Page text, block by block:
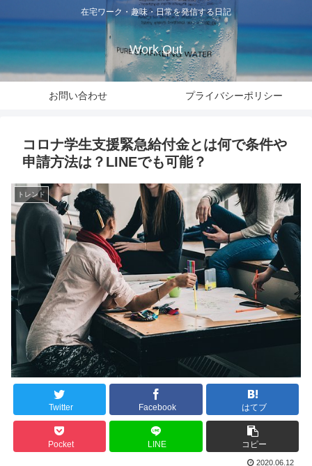
在宅ワーク・趣味・日常を発信する日記
Work Out
お問い合わせ プライバシーポリシー
コロナ学生支援緊急給付金とは何で条件や
申請方法は？LINEでも可能？
トレンド
Twitter Facebook はてブ
Pocket LINE コピー
2020.06.12